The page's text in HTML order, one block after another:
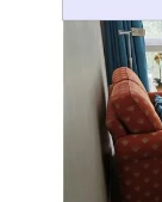
86 m
, 4
Ref :
par mois